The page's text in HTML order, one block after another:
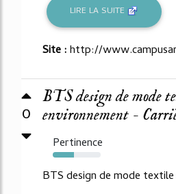
LIRE LA SUITE
Site :http://
0
BTS design de mode
environnement -
Pertinence
44%
BTS design de mode